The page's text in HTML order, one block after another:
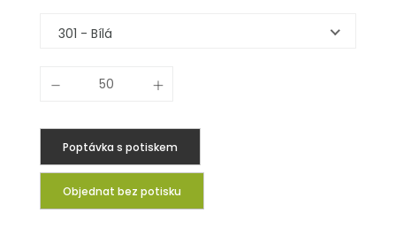
301 - Bílá
Poptávka s potiskem
Objednat bez potisku